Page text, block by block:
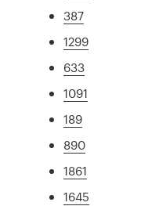
387
1299
633
1091
189
890
1861
1645